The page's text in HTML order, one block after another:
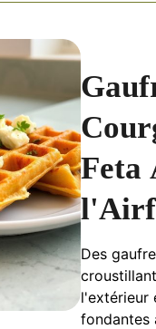
Feta
Des
l'extérieur
fondantes